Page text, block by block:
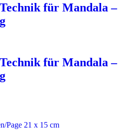
für Mandala –
für Mandala –